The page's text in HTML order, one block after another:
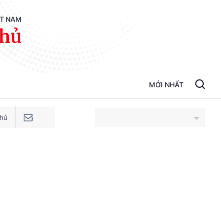
NAM
MỚI NHẤT